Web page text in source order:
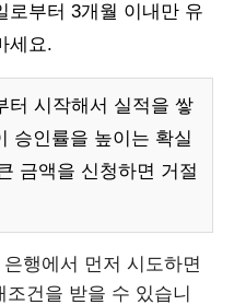
로부터 3개월 이내만 유
세요.
터 시작해서 실적을 쌓
승인률을 높이는 확실
금액을 신청하면 거절
행에서 먼저 시도하면
건을 받을 수 있습니